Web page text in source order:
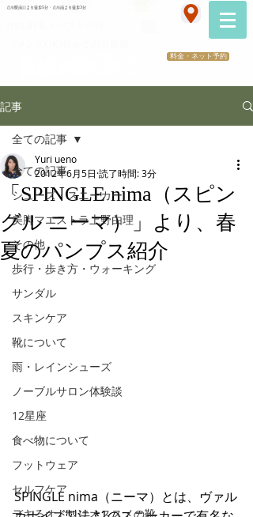
立川駅南口より徒歩5分・立川南より徒歩3分
料金・ネット予約
記事
全ての記事
シューズ・スニーカー
美脚マエストラ上野由理
その他
歩行・歩き方・ウォーキング
サンダル
スキンケア
靴について
雨・レインシューズ
ノーブルサロン体験談
12星座
食べ物について
フットウェア
セルフケア
デキるオトコにオススメの靴
全ての記事
「SPINGLE nima（スピン
グル ニーマ）」より、春
夏のパンプス紹介
Yuri ueno
2012年6月5日 読了時間: 3分
SPINGLE nima（ニーマ）とは、ヴァル